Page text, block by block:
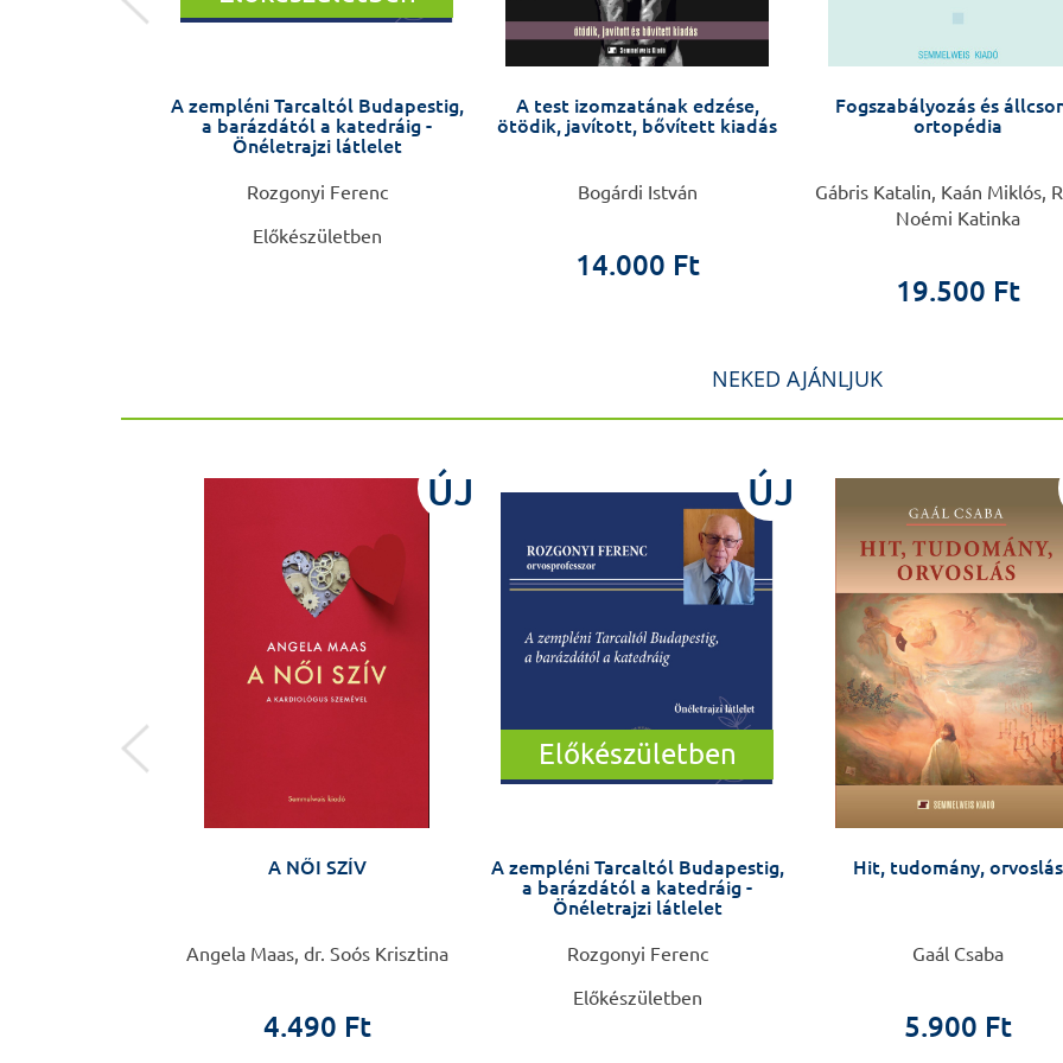
A zempléni Tarcaltól Budapestig,
a barázdától a katedráig -
Önéletrajzi látlelet
Rozgonyi Ferenc
Előkészületben
A test izomzatának edzése,
ötödik, javított, bővített kiadás
Bogárdi István
14.000 Ft
Fogszabályozás és
ortopédia
Gábris Katalin, Kaán Miklós,
Noémi Katinka
19.500 Ft
NEKED AJÁNLJUK
ÚJ
A NŐI SZÍV
Angela Maas, dr. Soós Krisztina
4.490 Ft
ÚJ
Előkészületben
A zempléni Tarcaltól Budapestig,
a barázdától a katedráig -
Önéletrajzi látlelet
Rozgonyi Ferenc
Előkészületben
Hit, tudomány, orvoslás
Gaál Csaba
5.900 Ft